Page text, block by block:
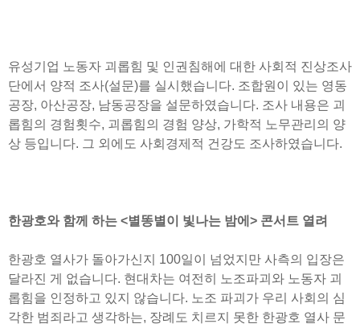
유성기업 노동자 괴롭힘 및 인권침해에 대한 사회적 진상조사
단에서 양적 조사(설문)를 실시했습니다. 조합원이 있는 영동
공장, 아산공장, 남동공장을 설문하였습니다. 조사 내용은 괴
롭힘의 경험횟수, 괴롭힘의 경험 양상, 가학적 노무관리의 양
상 등입니다. 그 외에도 사회경제적 건강도 조사하였습니다.
한광호와 함께 하는 <별똥별이 빛나는 밤에> 콘서트 열려
한광호 열사가 돌아가신지 100일이 넘었지만 사측의 입장은
달라진 게 없습니다. 현대차는 여전히 노조파괴와 노동자 괴
롭힘을 인정하고 있지 않습니다. 노조 파괴가 우리 사회의 심
각한 범죄라고 생각하는, 장례도 치르지 못한 한광호 열사 문